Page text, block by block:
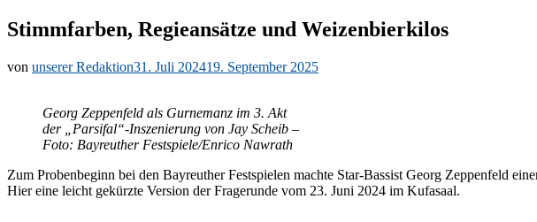
Stimmfarben, Regieansätze und Weizenbierkilos
von unserer Redaktion31. Juli 202419. September 2025
Ge­org Zep­pe­n­feld als Gurn­emanz im 3. Akt
der „Parsifal“-Inszenierung von Jay Scheib –
Foto: Bay­reu­ther Festspiele/​Enrico Nawrath
Zum Pro­ben­be­ginn bei den Bay­reu­ther Fest­spie­len mach­te Star-Bas­sist Ge­org Zep­pe­n­feld
Hier eine leicht ge­kürz­te Ver­si­on der Fra­ge­run­de vom 23. Juni 2024 im Kufasaal.